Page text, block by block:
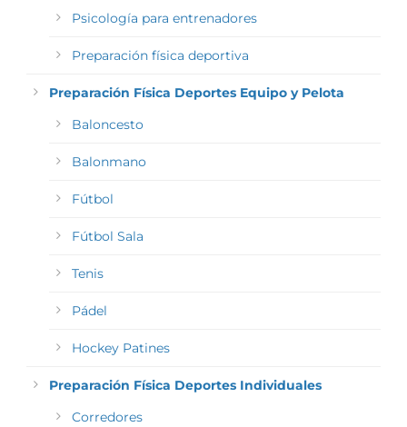
Psicología para entrenadores
Preparación física deportiva
Preparación Física Deportes Equipo y Pelota
Baloncesto
Balonmano
Fútbol
Fútbol Sala
Tenis
Pádel
Hockey Patines
Preparación Física Deportes Individuales
Corredores